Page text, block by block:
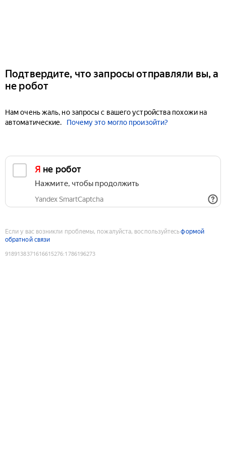
Подтвердите, что запросы отправляли вы, а
не робот
Нам очень жаль, но запросы с вашего устройства похожи на
автоматические.
Почему это могло произойти?
Я не робот
Нажмите, чтобы продолжить
Yandex SmartCaptcha
Если у вас возникли проблемы, пожалуйста, воспользуйтесьформой
обратной связи
9189138371616615276:1786196273